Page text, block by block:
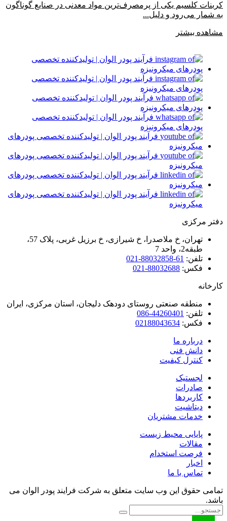
کلسیم یکی از پرمصرف‌ترین مواد معدنی در صنایع گوناگون
شمار می‌رود و دلیل...
بیشتر
مرکزی
تهران، خ ملاصدرا، خ شیرازی، خ برزیل غربی، پلاک 57،
طبقه2، واحد 7
تلفن: 61-88032858-021
فکس: 88032688-021
منطقه صنعتی روستای دودهک دلیجان، استان مرکزی، ایران
تلفن: 44260401-086
فکس: 02188043634
درباره ما
دانش فنی
کنترل کیفیت
لجستیک
صادرات
کاربردها
دیتاشیت
خدمات مشتریان
پایایی محیط زیست
مقالات
فرصت استخدام
اخبار
تماس با ما
حقوق این وب سایت متعلق به شرکت فرایند پودر الوان می